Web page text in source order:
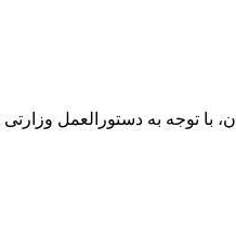
۱۴۰۴-۱۴۰۵ مدارس متوسطه اول و دوم این